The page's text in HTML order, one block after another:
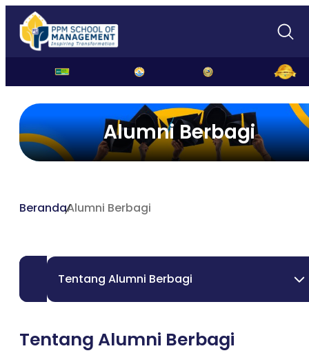
Alumni Berbagi
BerandaAlumni Berbagi
Tentang Alumni Berbagi
Tentang Alumni Berbagi